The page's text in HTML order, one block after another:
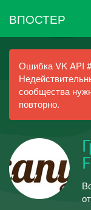
ВПОСТЕР
Ошибка VK API
сообщества
повторно.